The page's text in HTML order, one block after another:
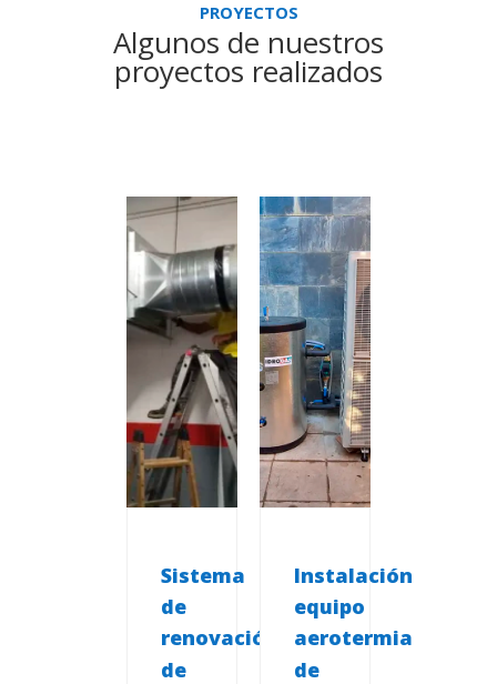
PROYECTOS
Algunos de nuestros
proyectos realizados
Sistema
de
renovación
de
Instalación
equipo
aerotermia
de